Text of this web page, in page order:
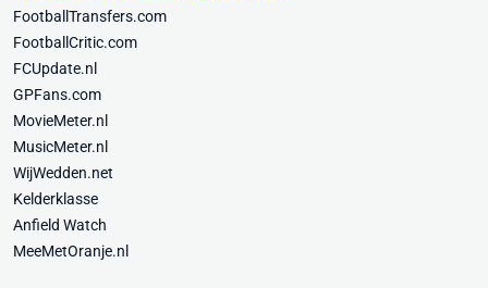
FootballTransfers.com
FootballCritic.com
FCUpdate.nl
GPFans.com
MovieMeter.nl
MusicMeter.nl
WijWedden.net
Kelderklasse
Anfield Watch
MeeMetOranje.nl